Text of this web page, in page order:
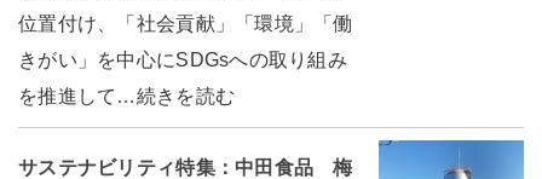
位置付け、「社会貢献」「環境」「働
きがい」を中心にSDGsへの取り組み
を推進して…続きを読む
サステナビリティ特集：中田食品 梅